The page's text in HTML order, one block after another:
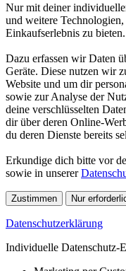
Nur mit deiner
und weitere
Einkaufserlebnis zu bieten.
Dazu erfassen wir Daten
Geräte. Diese nutzen wir
Website und um dir
sowie zur Analyse der
deine verschlüsselten
dir über deren Online-
du deren Dienste bereits
Erkundige dich bitte vor
sowie in unserer
Zustimmen Nur
Datenschutzerklärung
Individuelle Datenschutz-